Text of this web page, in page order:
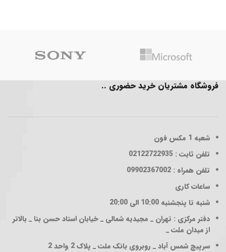
فروشگاه مشتریان خرید حضوری ..
شعبه 1
مکس فون
تلفن ثابت : 02122722935
تلفن همراه : 09902367002
ساعات کاری
شنبه تا پنجشنبه 10:00 الی 20:00
دفتر مرکزی : تهران _ مجیدیه شمالی _ خیابان استاد حسن بنا _ بالاتر
از میدان ملت _
سرپیچ شمس آباد _ روبروی بانک ملت _ پلاک 2 واحد 2